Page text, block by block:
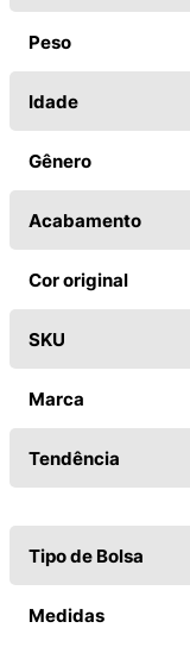
Peso
Idade
Gênero
Acabamento
Cor original
SKU
Marca
Tendência
Tipo de Bolsa
Medidas